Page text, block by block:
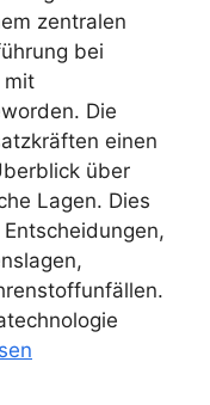
zentralen
bei
mit
Die
einen
über
Lagen. Dies